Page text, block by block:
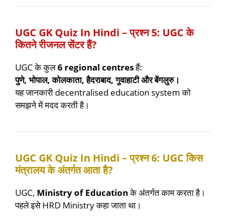
UGC GK Quiz In Hindi – प्रश्न 5: UGC के
कितने रीजनल सेंटर हैं?
UGC के कुल6 regional centresहैं:
पुणे, भोपाल, कोलकाता, हैदराबाद, गुवाहाटी और बेंगलुरु।
यह जानकारी decentralised education system को
समझने में मदद करती है।
UGC GK Quiz In Hindi – प्रश्न 6: UGC किस
मंत्रालय के अंतर्गत आता है?
UGC, Ministry of Educationके अंतर्गत काम करता है।
पहले इसे HRD Ministry कहा जाता था।